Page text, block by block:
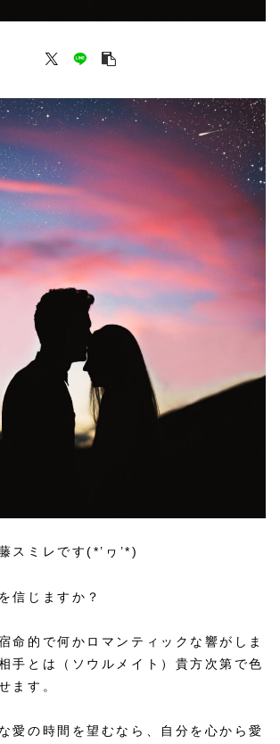
スミレです(*’ヮ’*)
信じますか？
命的で何かロマンティックな響がしま
手とは（ソウルメイト）貴方次第で色
ます。
愛の時間を望むなら、自分を心から愛